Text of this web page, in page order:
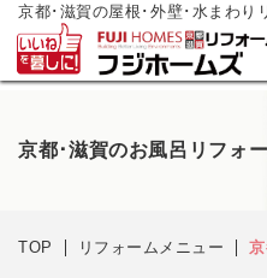
京都･滋賀の屋根･外壁･水まわり
お電
0120-
営業時間:9:00
京都･滋賀のお風呂リフォ
TOP リフォームメニュー